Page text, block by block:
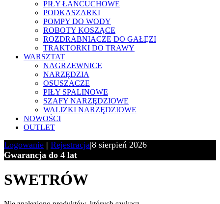
PIŁY ŁAŃCUCHOWE
PODKASZARKI
POMPY DO WODY
ROBOTY KOSZĄCE
ROZDRABNIACZE DO GAŁĘZI
TRAKTORKI DO TRAWY
WARSZTAT
NAGRZEWNICE
NARZĘDZIA
OSUSZACZE
PIŁY SPALINOWE
SZAFY NARZĘDZIOWE
WALIZKI NARZĘDZIOWE
NOWOŚCI
OUTLET
Logowanie | Rejestracja|8 sierpień 2026
Gwarancja do 4 lat
SWETRÓW